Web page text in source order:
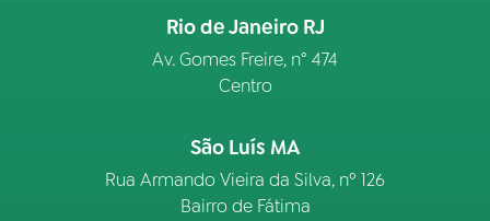
Rio de Janeiro RJ
Av. Gomes Freire, n° 474
Centro
São Luís MA
Rua Armando Vieira da Silva, nº 126
Bairro de Fátima